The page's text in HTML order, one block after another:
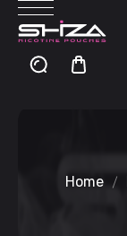
Home